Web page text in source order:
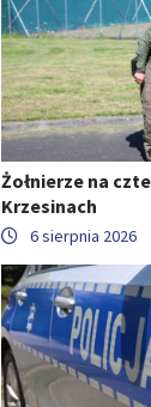
Żołnierze na
Krzesinach
6 sierpnia 2026